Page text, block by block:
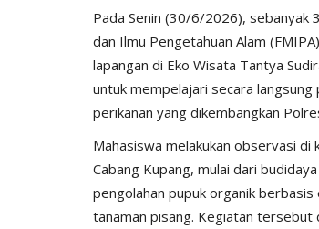
Pada Senin (30/6/2026), sebanyak
dan Ilmu Pengetahuan Alam
lapangan di Eko Wisata Tantya
untuk mempelajari secara
perikanan yang dikembangkan
Mahasiswa melakukan observasi di
Cabang Kupang, mulai dari
pengolahan pupuk organik
tanaman pisang. Kegiatan tersebut
BERANDA